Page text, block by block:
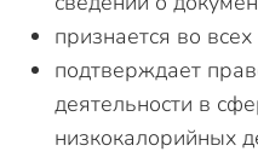
признается во
подтверждает
деятельности в
низкокалорийных